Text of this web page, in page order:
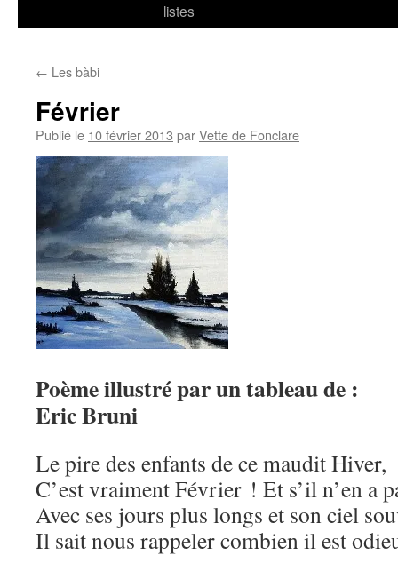
listes
← Les bàbi
Février
Publié le 10 février 2013 parVette de Fonclare
Poème illustré par un tableau de :
Eric Bruni
Le pire des enfants de ce maudit Hiver,
C’est vraiment Février ! Et s’il n’en a
Avec ses jours plus longs et son ciel
Il sait nous rappeler combien il est